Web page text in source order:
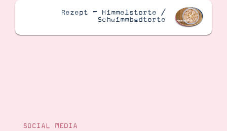
Rezept – Himmelstorte /
Schwimmbadtorte
SOCIAL MEDIA